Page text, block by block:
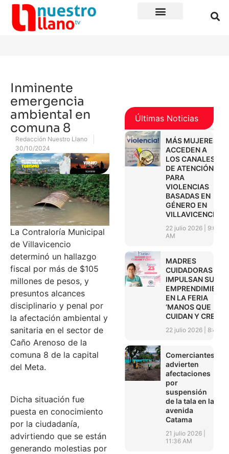
Inminente
emergencia
ambiental en
comuna 8
Redacción Nuestro Llano
30/10/2024
La Contraloría Municipal
de Villavicencio
determinó un hallazgo
fiscal por más de $105
millones de pesos, y
presuntos alcances
disciplinario y penal por
la afectación ambiental y
sanitaria en el sector de
Caño Arenoso de la
comuna 8 de la capital
del Meta.
Dicha situación fue
puesta en conocimiento
por la ciudadanía,
advirtiendo que se están
generando molestias por
Últimas Noticias
MÁS MUJERES
ACCEDEN A
LOS CANALES
DE ATENCIÓN
PARA
VIOLENCIAS
BASADAS EN
GÉNERO EN
VILLAVICENCIO
22 julio 2026
9:01
AM
MADRES
CUIDADORAS
IMPULSAN SUS
EN LA FERIA
‘MANOS QUE
CUIDAN Y CREAN’
22 julio 2026 8:45
Comerciantes
advierten
afectaciones
por
suspensión
de la tala en la
avenida
Catama
21 julio 2026
11:36 AM